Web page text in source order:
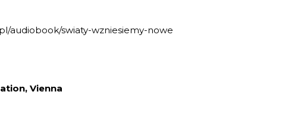
audiobook/swiaty-wzniesiemy-nowe
Vienna